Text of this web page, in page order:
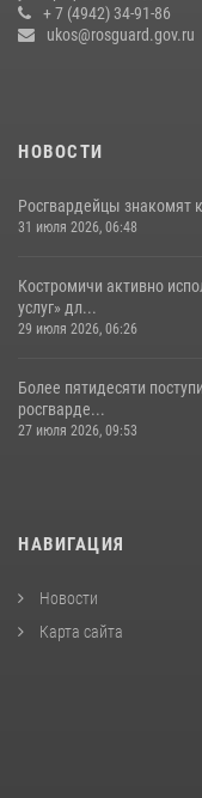
09 июля 2026, 05:58
+ 7 (4942) 34-91-86
ukos@rosguard.gov.ru
НОВОСТИ
Росгвардейцы знакомят
31 июля 2026, 06:48
Костромичи активно
услуг» дл...
29 июля 2026, 06:26
Более пятидесяти
росгварде...
27 июля 2026, 09:53
НАВИГАЦИЯ
Новости
Карта сайта